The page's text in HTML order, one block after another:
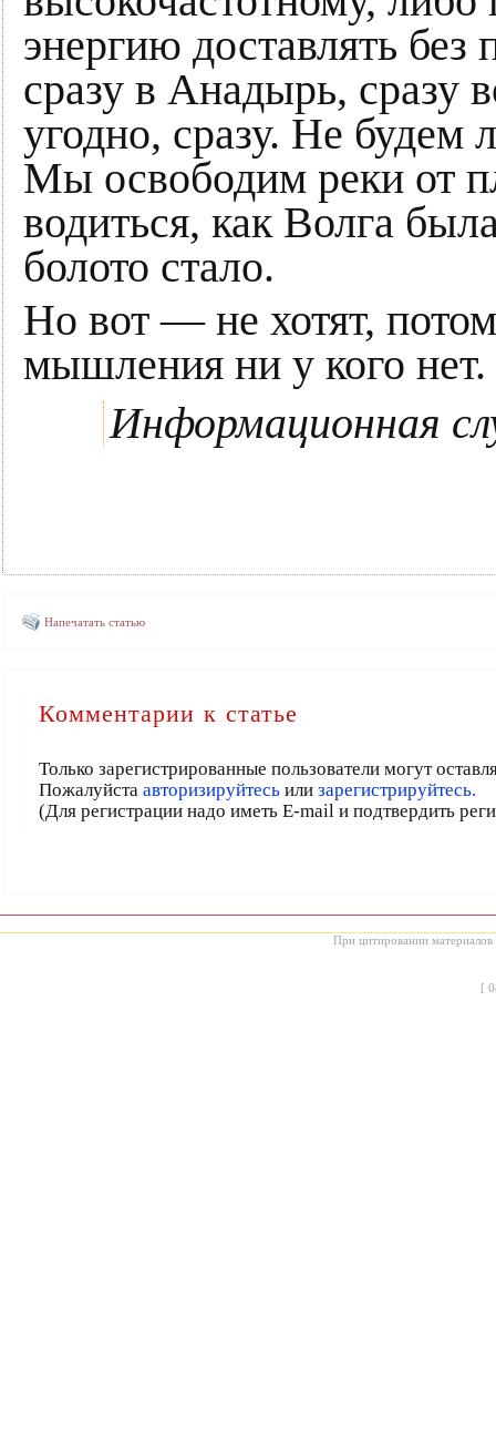
энергию доставлять без
сразу в Анадырь, сразу
угодно, сразу. Не будем
Мы освободим реки от
водиться, как Волга
болото стало.
Но вот — не хотят,
мышления ни у кого нет.
Информационная
Напечатать статью
Комментарии к статье
Только зарегистрированные пользователи могут
Пожалуйста авторизируйтесьили зарегистрируйтесь.
(Для регистрации надо иметь E-mail и подтвердить
При цитировании материалов
[